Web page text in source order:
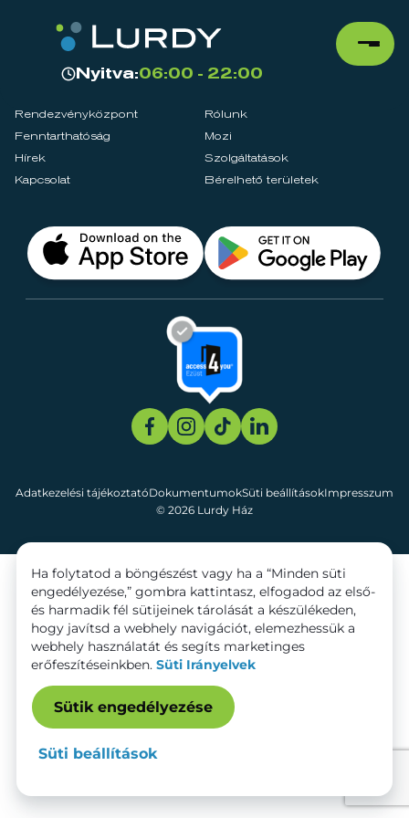
Nyitva:06:00 - 22:00
Rendezvényközpont
Rólunk
Fenntarthatóság
Mozi
Hírek
Szolgáltatások
Kapcsolat
Bérelhető területek
© 2026 Lurdy Ház
Adatkezelési tájékoztatóDokumentumokSüti beállításokImpresszum
Ha folytatod a böngészést vagy ha a “Minden süti
engedélyezése,” gombra kattintasz, elfogadod az első-
és harmadik fél sütijeinek tárolását a készülékeden,
hogy javítsd a webhely navigációt, elemezhessük a
webhely használatát és segíts marketinges
erőfeszítéseinkben. Süti Irányelvek
Sütik engedélyezése
Süti beállítások